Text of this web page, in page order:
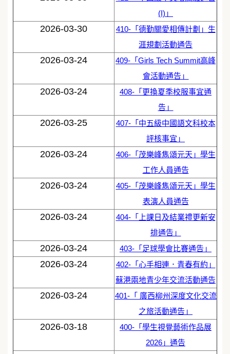
(I)」
2026-03-30
410-「德勤關愛相傳計劃」生
涯規劃活動通告
2026-03-24
409-「Girls Tech Summit高峰
會活動通告」
2026-03-24
408-「更換夏季校服事宜通
告」
2026-03-25
407-「中五級中國語文科校本
評核事宜」
2026-03-24
406-「茂樂峰雋頌元天」學生
工作人員通告
2026-03-24
405-「茂樂峰雋頌元天」學生
表演人員通告
2026-03-24
404-「上課日及結業禮更新安
排通告」
2026-03-24 403-「足球學會比賽通告」
2026-03-24
402-「心手相連．青春有約」
蘇港兩地青少年交流活動通告
2026-03-24
401-「 廣西柳州深度文化交流
之旅活動通告」
2026-03-18
400-「學生視覺藝術作品展
2026」通告